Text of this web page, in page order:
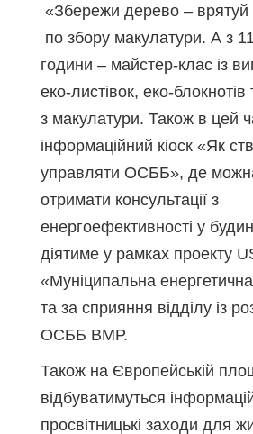
«Збережи дерево – врятуй
по збору макулатури. А з
години – майстер-клас із
еко-листівок, еко-
з макулатури. Також в цей
інформаційний кіоск «Як
управляти ОСББ», де
отримати консультації з
енергоефективності у
діятиме у рамках проекту
«Муніципальна
та за сприяння відділу із
ОСББ ВМР.
Також на Європейській
відбуватимуться
просвітницькі заходи для